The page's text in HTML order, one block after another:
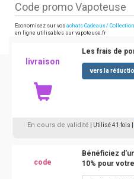
Code promo Vapoteuse
Economisez sur vos achats Cadeaux /
en ligne utilisables sur vapoteuse.fr
livraison
Les frais de
vers la
En cours de validité | Utilisé 41 fois
code
Bénéficiez
10% pour